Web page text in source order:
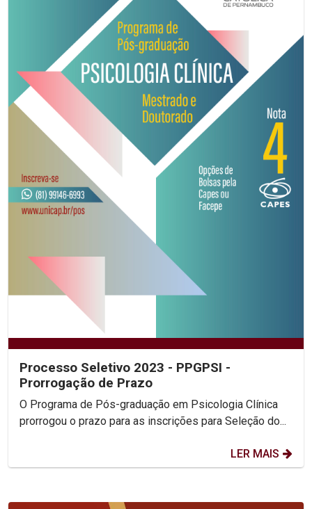
Processo Seletivo 2023 - PPGPSI -
Prorrogação de Prazo
O Programa de Pós-graduação em Psicologia Clínica
prorrogou o prazo para as inscrições para Seleção do...
LER MAIS